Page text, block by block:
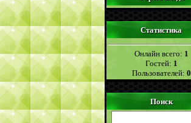
Статистика
Онлайн всего: 1
Гостей: 1
Пользователей: 0
Поиск